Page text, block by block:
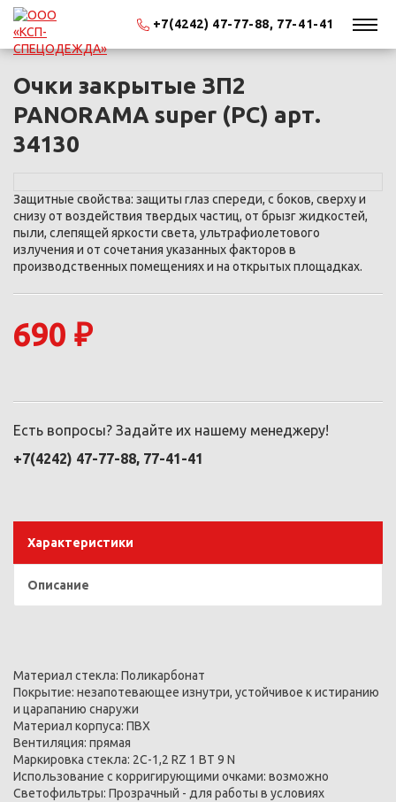
+7(4242) 47-77-88, 77-41-41
Очки закрытые ЗП2
PANORAMA super (PC) арт.
34130
Защитные свойства: защиты глаз спереди, с боков, сверху и
снизу от воздействия твердых частиц, от брызг жидкостей,
пыли, слепящей яркости света, ультрафиолетового
излучения и от сочетания указанных факторов в
производственных помещениях и на открытых площадках.
690 ₽
Есть вопросы? Задайте их нашему менеджеру!
+7(4242) 47-77-88, 77-41-41
Характеристики
Описание
Материал стекла: Поликарбонат
Покрытие: незапотевающее изнутри, устойчивое к истиранию
и царапанию снаружи
Материал корпуса: ПВХ
Вентиляция: прямая
Маркировка стекла: 2С-1,2 RZ 1 BT 9 N
Использование с корригирующими очками: возможно
Светофильтры: Прозрачный - для работы в условиях